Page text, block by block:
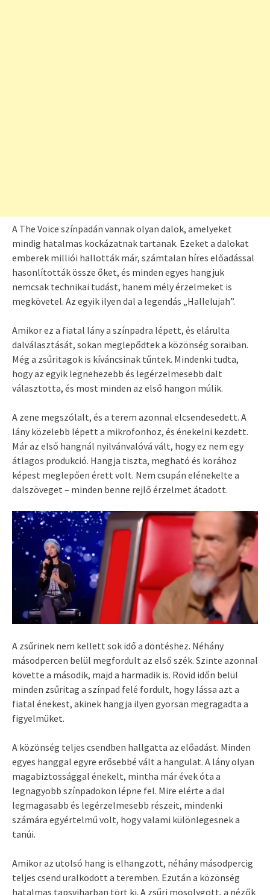
A The Voice színpadán vannak olyan dalok, amelyeket
mindig hatalmas kockázatnak tartanak. Ezeket a dalokat
emberek milliói hallották már, számtalan híres előadással
hasonlították össze őket, és minden egyes hangjuk
nemcsak technikai tudást, hanem mély érzelmeket is
megkövetel. Az egyik ilyen dal a legendás „Hallelujah”.
Amikor ez a fiatal lány a színpadra lépett, és elárulta
dalválasztását, sokan meglepődtek a közönség soraiban.
Még a zsűritagok is kíváncsinak tűntek. Mindenki tudta,
hogy az egyik legnehezebb és legérzelmesebb dalt
választotta, és most minden az első hangon múlik.
A zene megszólalt, és a terem azonnal elcsendesedett. A
lány közelebb lépett a mikrofonhoz, és énekelni kezdett.
Már az első hangnál nyilvánvalóvá vált, hogy ez nem egy
átlagos produkció. Hangja tiszta, megható és korához
képest meglepően érett volt. Nem csupán elénekelte a
dalszöveget – minden benne rejlő érzelmet átadott.
A zsűrinek nem kellett sok idő a döntéshez. Néhány
másodpercen belül megfordult az első szék. Szinte azonnal
követte a második, majd a harmadik is. Rövid időn belül
minden zsűritag a színpad felé fordult, hogy lássa azt a
fiatal énekest, akinek hangja ilyen gyorsan megragadta a
figyelmüket.
A közönség teljes csendben hallgatta az előadást. Minden
egyes hanggal egyre erősebbé vált a hangulat. A lány olyan
magabiztossággal énekelt, mintha már évek óta a
legnagyobb színpadokon lépne fel. Mire elérte a dal
legmagasabb és legérzelmesebb részeit, mindenki
számára egyértelmű volt, hogy valami különlegesnek a
tanúi.
Amikor az utolsó hang is elhangzott, néhány másodpercig
teljes csend uralkodott a teremben. Ezután a közönség
hatalmas tapsviharban tört ki. A zsűri mosolygott, a nézők